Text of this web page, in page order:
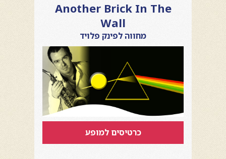
Another Brick In The
Wall
מחווה לפינק פלויד
כרטיסים למופע